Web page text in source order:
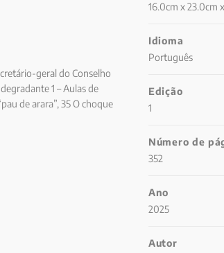
geral do Conselho
1 – Aulas de
de arara”, 35 O choque
“cadeira do dragão”,
e animais, 40 Produtos
16.0cm x 23.0cm
Idioma
Português
Edição
1
Número de
352
Ano
2025
Autor